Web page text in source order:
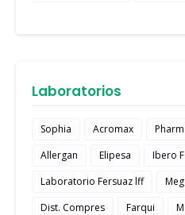
Laboratorios
Sophia Acromax
Allergan
Elipesa
Ibero
Laboratorio Fersuaz lff
Dist. Compres
Farqui